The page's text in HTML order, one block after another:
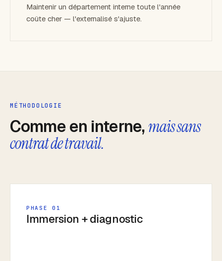
Maintenir un département interne toute l'année
coûte cher — l'externalisé s'ajuste.
MÉTHODOLOGIE
Comme en interne,mais sans
contrat de travail.
PHASE 01
Immersion + diagnostic